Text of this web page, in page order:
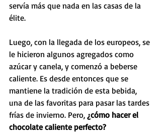
servía más que nada en las casas de la
élite.
Luego, con la llegada de los europeos, se
le hicieron algunos agregados como
azúcar y canela, y comenzó a beberse
caliente. Es desde entonces que se
mantiene la tradición de esta bebida,
una de las favoritas para pasar las tardes
frías de invierno. Pero, ¿cómo hacer el
chocolate caliente perfecto?